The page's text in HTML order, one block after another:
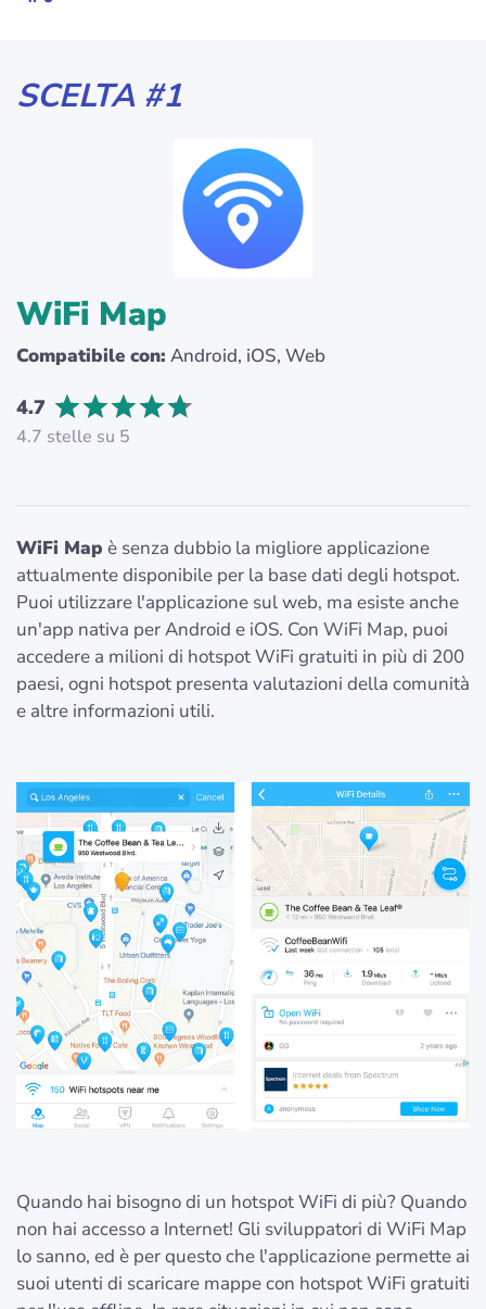
SCELTA #1
WiFi Map
Compatibile con: Android, iOS, Web
4.7
4.7 stelle su 5
WiFi Map è senza dubbio la migliore applicazione
attualmente disponibile per la base dati degli hotspot.
Puoi utilizzare l'applicazione sul web, ma esiste anche
un'app nativa per Android e iOS. Con WiFi Map, puoi
accedere a milioni di hotspot WiFi gratuiti in più di 200
paesi, ogni hotspot presenta valutazioni della comunità
e altre informazioni utili.
Quando hai bisogno di un hotspot WiFi di più? Quando
non hai accesso a Internet! Gli sviluppatori di WiFi Map
lo sanno, ed è per questo che l'applicazione permette ai
suoi utenti di scaricare mappe con hotspot WiFi gratuiti